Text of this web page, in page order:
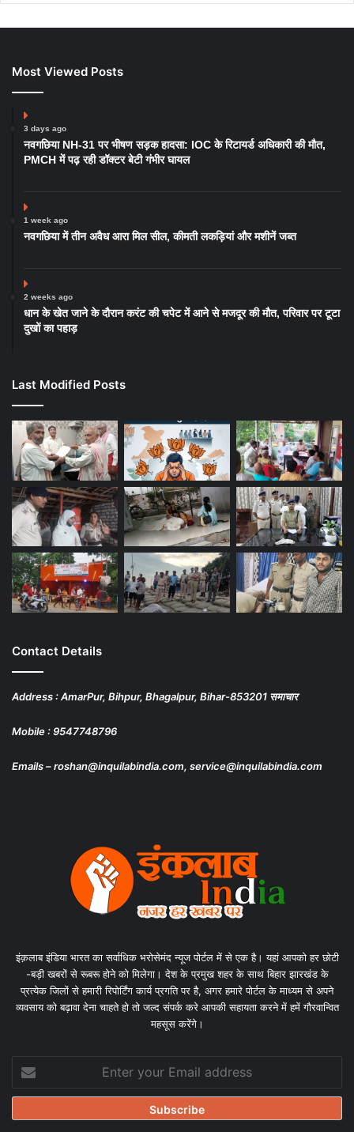
Most Viewed Posts
3 days ago
नवगछिया NH-31 पर भीषण सड़क हादसा: IOC के रिटायर्ड अधिकारी की मौत,
PMCH में पढ़ रही डॉक्टर बेटी गंभीर घायल
1 week ago
नवगछिया में तीन अवैध आरा मिल सील, कीमती लकड़ियां और मशीनें जब्त
2 weeks ago
धान के खेत जाने के दौरान करंट की चपेट में आने से मजदूर की मौत, परिवार पर टूटा
दुखों का पहाड़
Last Modified Posts
Contact Details
Address : AmarPur, Bihpur, Bhagalpur, Bihar-853201 समाचार
Mobile : 9547748796
Emails – roshan@inquilabindia.com, service@inquilabindia.com
इंक़लाब इंडिया भारत का सर्वाधिक भरोसेमंद न्यूज पोर्टल में से एक है। यहां आपको हर छोटी
-बड़ी खबरों से रूबरू होने को मिलेगा। देश के प्रमुख शहर के साथ बिहार झारखंड के
प्रत्येक जिलों से हमारी रिपोर्टिंग कार्य प्रगति पर है, अगर हमारे पोर्टल के माध्यम से अपने
व्यवसाय को बढ़ावा देना चाहते हो तो जल्द संपर्क करे आपकी सहायता करने में हमें गौरवान्वित
महसूस करेंगे।
your
Email